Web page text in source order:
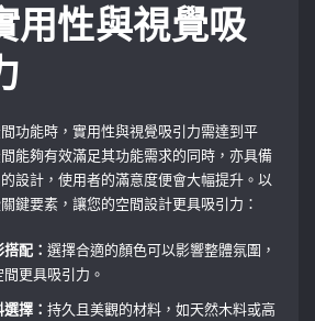
用性與視覺吸
功能時，實用性與視覺吸引力需達到平
能夠有效滿足其功能需求的同時，亦具備
設計，使用者的滿意度便會大幅提升。以
鍵要素，讓您的空間設計更具吸引力：
搭配：選擇合適的顏色可以影響整體氛圍，
間更具吸引力。
選擇：持久且美觀的材料，如天然木料或高